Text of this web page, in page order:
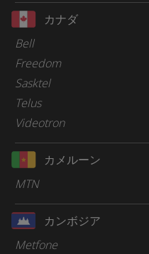
カナダ
Bell
Freedom
Sasktel
Telus
Videotron
カメルーン
MTN
カンボジア
Metfone